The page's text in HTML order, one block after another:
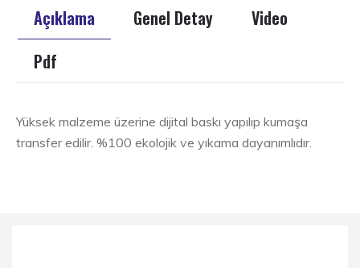
Açıklama Genel Detay
Video
Pdf
Yüksek malzeme üzerine dijital baskı yapılıp kumaşa
transfer edilir. %100 ekolojik ve yıkama dayanımlıdır.